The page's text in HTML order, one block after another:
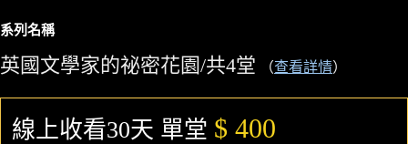
系列名稱
英國文學家的祕密花園/共4堂 （查看詳情）
線上收看30天 單堂 $ 400